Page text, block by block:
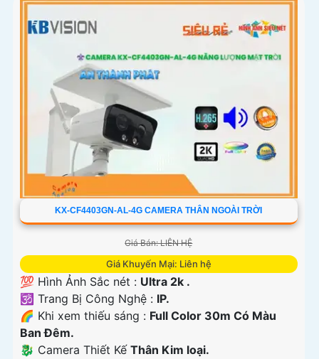
KX-CF4403GN-AL-4G CAMERA THÂN NGOÀI TRỜI
Giá Bán: LIÊN HỆ
Giá Khuyến Mại: Liên hệ
💯 Hình Ảnh Sắc nét : Ultra 2k .
🕉️ Trang Bị Công Nghệ : IP.
🌈 Khi xem thiếu sáng : Full Color 30m Có Màu
Ban Ðêm.
🐉️ Camera Thiết Kế Thân Kim loại.